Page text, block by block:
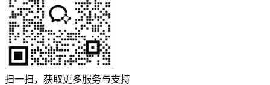
扫一扫，获取更多服务与支持